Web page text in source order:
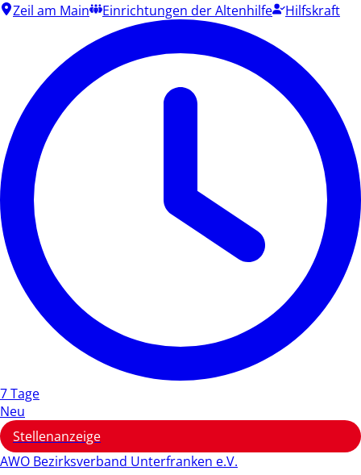
Zeil am Main
Einrichtungen der Altenhilfe Hilfskraft
7 Tage
Neu
Stellenanzeige
AWO Bezirksverband Unterfranken e.V.